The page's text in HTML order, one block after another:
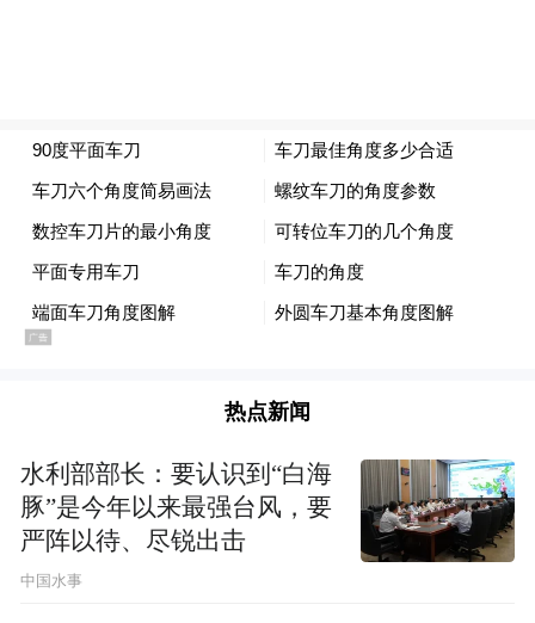
热点新闻
水利部部长：要认识到“白海
豚”是今年以来最强台风，要
严阵以待、尽锐出击
中国水事